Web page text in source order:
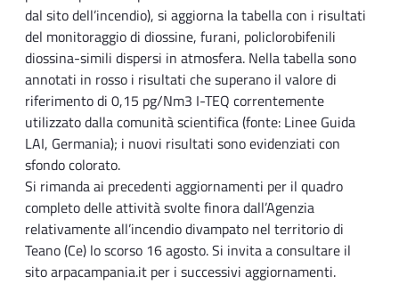
dal sito dell’incendio), si aggiorna la tabella con i risultati
del monitoraggio di diossine, furani, policlorobifenili
diossina-simili dispersi in atmosfera. Nella tabella sono
annotati in rosso i risultati che superano il valore di
riferimento di 0,15 pg/Nm3 I-TEQ correntemente
utilizzato dalla comunità scientifica (fonte: Linee Guida
LAI, Germania); i nuovi risultati sono evidenziati con
sfondo colorato.
Si rimanda ai precedenti aggiornamenti per il quadro
completo delle attività svolte finora dall’Agenzia
relativamente all’incendio divampato nel territorio di
Teano (Ce) lo scorso 16 agosto. Si invita a consultare il
sito arpacampania.it per i successivi aggiornamenti.